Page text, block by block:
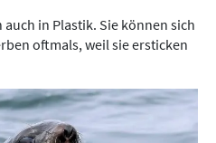
in Plastik. Sie können sich
oftmals, weil sie ersticken